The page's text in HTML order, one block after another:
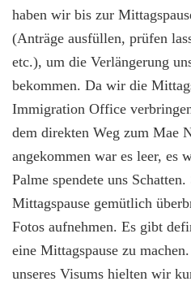
haben wir bis zur
(Anträge ausfüllen, prüfen
etc.), um die Verlängerung
bekommen. Da wir die
Immigration Office
dem direkten Weg zum Mae
angekommen war es leer, es
Palme spendete uns
Mittagspause gemütlich
Fotos aufnehmen. Es gibt
eine Mittagspause zu
unseres Visums hielten wir